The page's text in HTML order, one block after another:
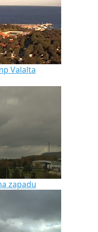
Valalta
zapadu